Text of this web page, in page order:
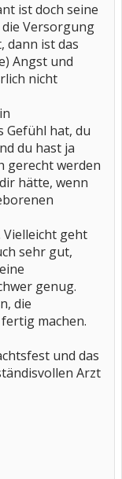
ist doch seine
die Versorgung
dann ist das
Angst und
nicht
Gefühl hat, du
du hast ja
gerecht werden
hätte, wenn
Vielleicht geht
sehr gut,
genug.
die
machen.
und das
Arzt